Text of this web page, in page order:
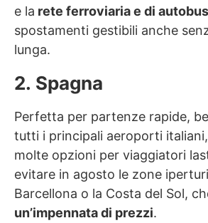
e la rete ferroviaria e di autobus
spostamenti gestibili anche
lunga.
2. Spagna
Perfetta per partenze rapide,
tutti i principali aeroporti
molte opzioni per viaggiatori
evitare in agosto le zone
Barcellona o la Costa del Sol,
un’impennata di prezzi.